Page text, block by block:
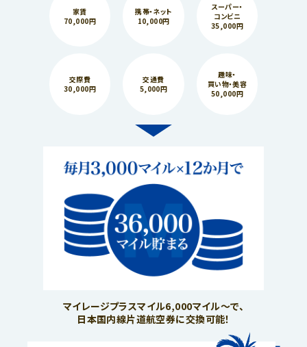
家賃
70,000円
携帯・ネット
10,000円
スーパー・
コンビニ
35,000円
交際費
30,000円
交通費
5,000円
趣味・
買い物・美容
50,000円
マイレージプラスマイル6,000マイル～で、
日本国内線片道航空券に交換可能！